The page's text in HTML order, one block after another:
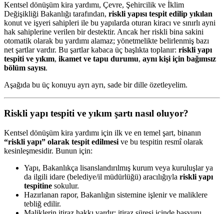
Kentsel dönüşüm kira yardımı, Çevre, Şehircilik ve İklim
Değişikliği Bakanlığı tarafından, riskli yapısı tespit edilip yıkılan
konut ve işyeri sahipleri ile bu yapılarda oturan kiracı ve sınırlı ayni
hak sahiplerine verilen bir destektir. Ancak her riskli bina sakini
otomatik olarak bu yardımı alamaz; yönetmelikte belirlenmiş bazı
net şartlar vardır. Bu şartlar kabaca üç başlıkta toplanır: riskli yapı
tespiti ve yıkım, ikamet ve tapu durumu, aynı kişi için bağımsız
bölüm sayısı.
Aşağıda bu üç konuyu ayrı ayrı, sade bir dille özetleyelim.
Riskli yapı tespiti ve yıkım şartı nasıl oluyor?
Kentsel dönüşüm kira yardımı için ilk ve en temel şart, binanın
“riskli yapı” olarak tespit edilmesi ve bu tespitin resmî olarak
kesinleşmesidir. Bunun için:
Yapı, Bakanlıkça lisanslandırılmış kurum veya kuruluşlar ya
da ilgili idare (belediye/il müdürlüğü) aracılığıyla riskli yapı
tespitine sokulur.
Hazırlanan rapor, Bakanlığın sistemine işlenir ve maliklere
tebliğ edilir.